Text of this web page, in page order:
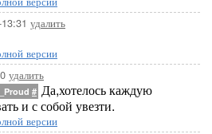
удалить
версии
удалить
# Да,хотелось каждую
и с собой увезти.
версии